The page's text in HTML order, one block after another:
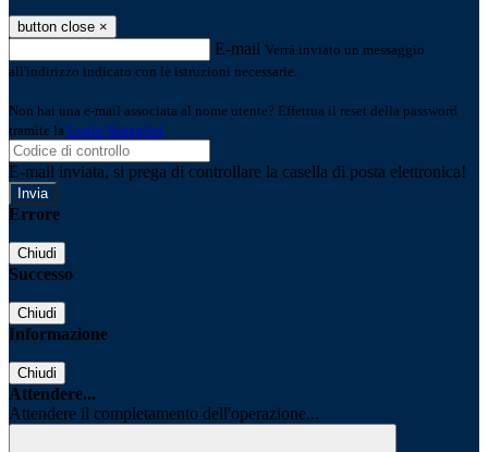
button close ×
E-mail Verrà inviato un messaggio
all'indirizzo indicato con le istruzioni necessarie.
Non hai una e-mail associata al nome utente? Effettua il reset della password
tramite la Login Spaggiari
E-mail inviata, si prega di controllare la casella di posta elettronica!
Errore
Chiudi
Successo
Chiudi
Informazione
Chiudi
Attendere...
Attendere il completamento dell'operazione...